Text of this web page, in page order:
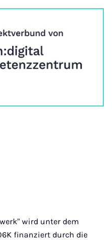
wird unter dem
finanziert durch die